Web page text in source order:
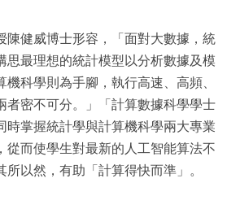
陳健威博士形容，「面對大數據，統
思最理想的統計模型以分析數據及模
科學則為手腳，執行高速、高頻、
者密不可分。」「計算數據科學學士
時掌握統計學與計算機科學兩大專業
從而使學生對最新的人工智能算法不
以然，有助「計算得快而準」。